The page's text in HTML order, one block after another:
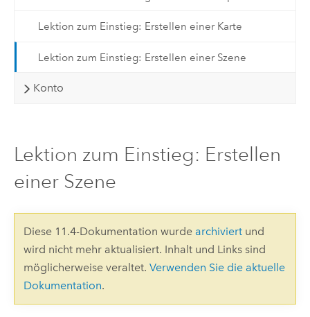
Lektion zum Einstieg: Erstellen einer Karte
Lektion zum Einstieg: Erstellen einer Szene
Konto
Lektion zum Einstieg: Erstellen
einer Szene
Diese 11.4-Dokumentation wurde archiviertund
wird nicht mehr aktualisiert. Inhalt und Links sind
möglicherweise veraltet. Verwenden Sie die aktuelle
Dokumentation.